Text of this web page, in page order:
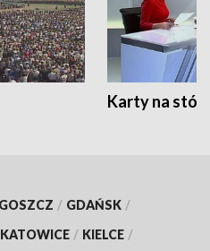
Karty na
/ GDAŃSK /
KATOWICE / KIELCE /